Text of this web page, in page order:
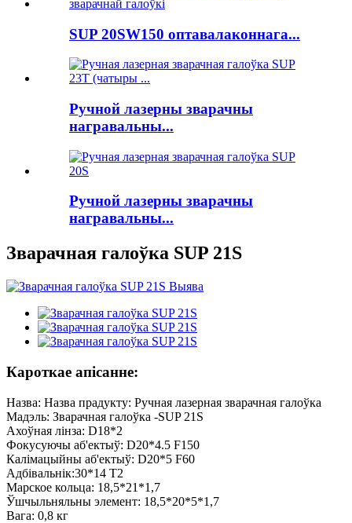
SUP 20SW150 оптавалаконнага...
Ручной лазерны зварачны
награвальны...
Ручной лазерны зварачны
награвальны...
Зварачная галоўка SUP 21S
Кароткае апісанне:
Назва: Назва прадукту: Ручная лазерная зварачная галоўка
Мадэль: Зварачная галоўка -SUP 21S
Ахоўная лінза: D18*2
Фокусуючы аб'ектыў: D20*4.5 F150
Калімацыйны аб'ектыў: D20*5 F60
Адбівальнік:30*14 T2
Марское кольца: 18,5*21*1,7
Ўшчыльняльны элемент: 18,5*20*5*1,7
Вага: 0,8 кг